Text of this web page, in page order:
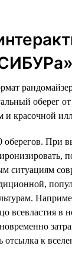
оберег
и красочной
При
ситуациям
всевластия в
отсылка к